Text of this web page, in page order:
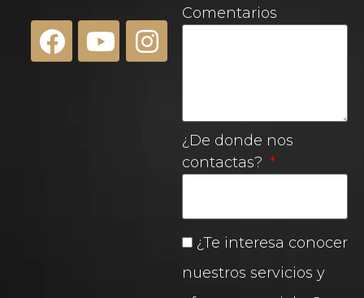
Comentarios
¿De donde nos
contactas?
¿Te interesa conocer
nuestros servicios y